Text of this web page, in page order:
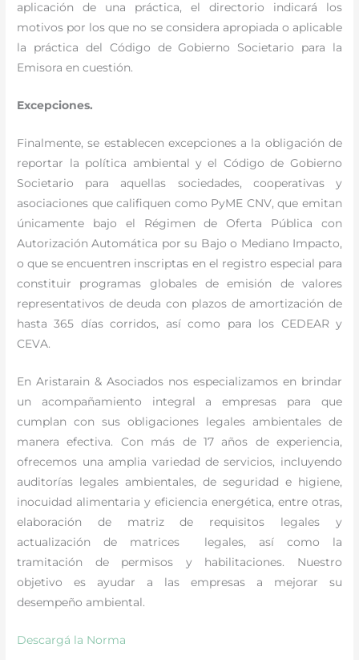
aplicación de una práctica, el directorio indicará los
motivos por los que no se considera apropiada o aplicable
la práctica del Código de Gobierno Societario para la
Emisora en cuestión.
Excepciones.
Finalmente, se establecen excepciones a la obligación de
reportar la política ambiental y el Código de Gobierno
Societario para aquellas sociedades, cooperativas y
asociaciones que califiquen como PyME CNV, que emitan
únicamente bajo el Régimen de Oferta Pública con
Autorización Automática por su Bajo o Mediano Impacto,
o que se encuentren inscriptas en el registro especial para
constituir programas globales de emisión de valores
representativos de deuda con plazos de amortización de
hasta 365 días corridos, así como para los CEDEAR y
CEVA.
En Aristarain & Asociados nos especializamos en brindar
un acompañamiento integral a empresas para que
cumplan con sus obligaciones legales ambientales de
manera efectiva. Con más de 17 años de experiencia,
ofrecemos una amplia variedad de servicios, incluyendo
auditorías legales ambientales, de seguridad e higiene,
inocuidad alimentaria y eficiencia energética, entre otras,
elaboración de matriz de requisitos legales y
actualización de matrices legales, así como la
tramitación de permisos y habilitaciones. Nuestro
objetivo es ayudar a las empresas a mejorar su
desempeño ambiental.
Descargá la Norma